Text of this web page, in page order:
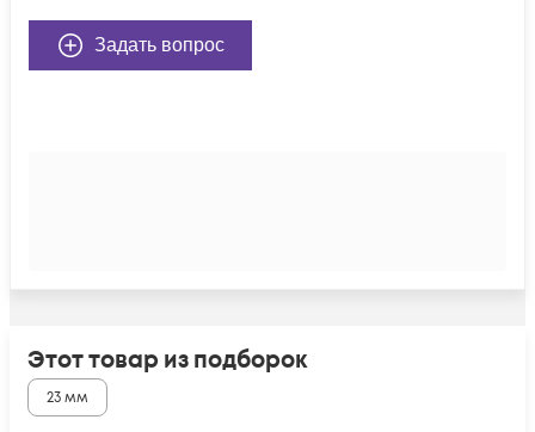
Задать вопрос
Этот товар из подборок
23 мм